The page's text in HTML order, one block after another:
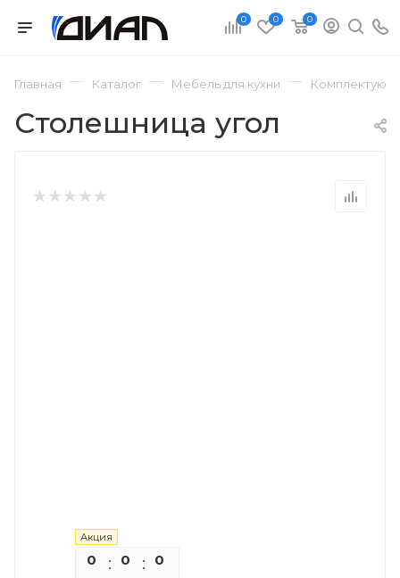
0 0 0
Главная — Каталог — Мебель для кухни —
Столешница угол
Акция
0 0 0